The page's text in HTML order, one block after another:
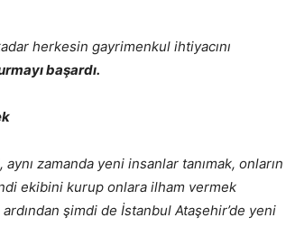
herkesin gayrimenkul ihtiyacını
başardı.
zamanda yeni insanlar tanımak, onların
ekibini kurup onlara ilham vermek
şimdi de İstanbul Ataşehir’de yeni